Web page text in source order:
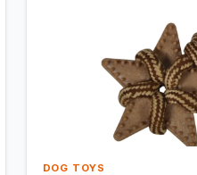
DOG TOYS